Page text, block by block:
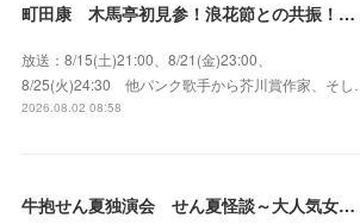
町田康 木馬亭初見参！浪花節との共振！～マチダ地蔵尊 他
放送：8/15(土)21:00、8/21(金)23:00、
8/25(火)24:30 他パンク歌手から芥川賞作家、そし…
2026.08.02 08:58
牛抱せん夏独演会 せん夏怪談～大人気女性怪談師とっておきの背筋も凍る…